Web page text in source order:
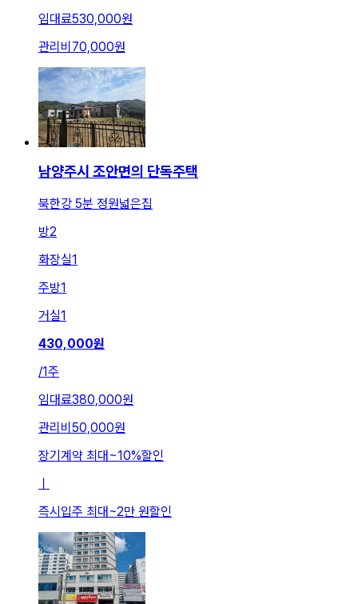
임대료530,000원
관리비 70,000원
남양주시 조안면의 단독주택
북한강 5분 정원넓은집
방2
화장실1
주방1
거실1
430,000원
/1주
임대료380,000원
관리비 50,000원
장기계약 최대~10%할인
ㅣ
즉시입주 최대~2만 원할인